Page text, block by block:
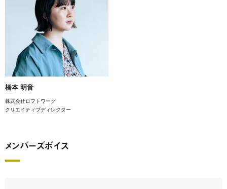
橋本 明音
株式会社ロフトワーク
クリエイティブディレクター
メンバーズボイス